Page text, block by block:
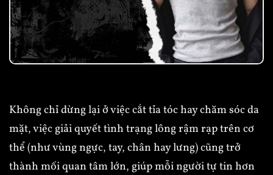
Không chỉ dừng lại ở việc cắt tỉa tóc hay chăm sóc da
mặt, việc giải quyết tình trạng lông rậm rạp trên cơ
thể (như vùng ngực, tay, chân hay lưng) cũng trở
thành mối quan tâm lớn, giúp mỗi người tự tin hơn